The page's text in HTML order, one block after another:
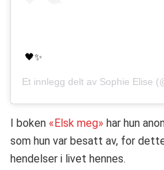
🖤✨
Et innlegg delt av Sophie Elise
I boken «Elsk meg» har hun
som hun var besatt av, for
hendelser i livet hennes.